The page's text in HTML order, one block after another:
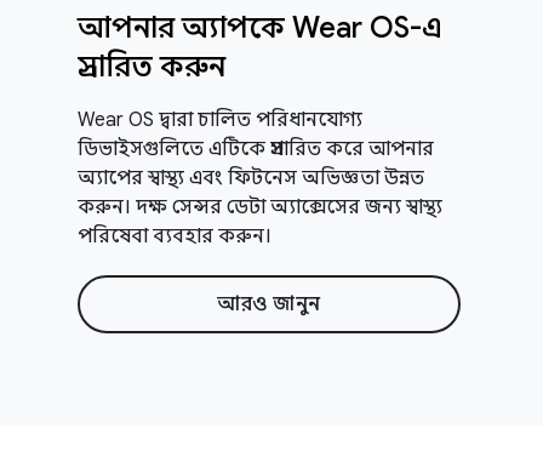
আপনার অ্যাপকে Wear OS-এ
প্রসারিত করুন
Wear OS দ্বারা চালিত পরিধানযোগ্য
ডিভাইসগুলিতে এটিকে প্রসারিত করে আপনার
অ্যাপের স্বাস্থ্য এবং ফিটনেস অভিজ্ঞতা উন্নত
করুন। দক্ষ সেন্সর ডেটা অ্যাক্সেসের জন্য স্বাস্থ্য
পরিষেবা ব্যবহার করুন।
আরও জানুন